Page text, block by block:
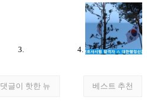
댓글이 핫한 뉴 베스트 추천